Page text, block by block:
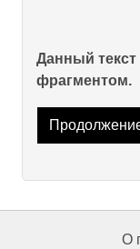
Данный
фрагментом.
О